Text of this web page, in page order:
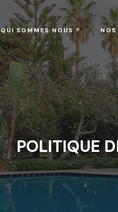
QUI SOMMES NOUS ?
POLITIQUE